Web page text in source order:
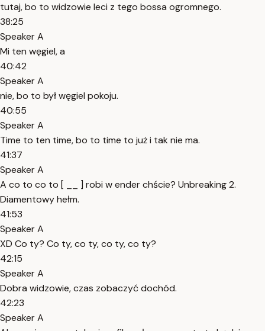
tutaj, bo to widzowie leci z tego bossa ogromnego.
38:25
Speaker A
Mi ten węgiel, a
40:42
Speaker A
nie, bo to był węgiel pokoju.
40:55
Speaker A
Time to ten time, bo to time to już i tak nie ma.
41:37
Speaker A
A co to co to [ __ ] robi w ender chście? Unbreaking 2.
Diamentowy hełm.
41:53
Speaker A
XD Co ty? Co ty, co ty, co ty, co ty?
42:15
Speaker A
Dobra widzowie, czas zobaczyć dochód.
42:23
Speaker A